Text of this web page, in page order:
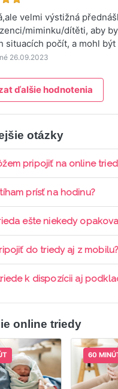
velmi výstižná
miminku/dítěti, aby
situacích počít, a mohl
26.09.2023
ďalšie hodnotenia
otázky
pripojiť na online
do online triedy prebieha
prísť na hodinu?
sa nahráva a je k
ešte niekedy
priebežne opakujú, stačí
do triedy aj z mobilu?
do triedy je možné
k dispozícii aj
skončení triedy dostávate
online triedy
60